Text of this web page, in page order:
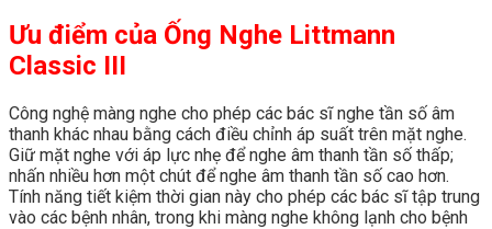
Ưu điểm của Ống Nghe Littmann
Classic III
Công nghệ màng nghe cho phép các bác sĩ nghe tần số âm
thanh khác nhau bằng cách điều chỉnh áp suất trên mặt nghe.
Giữ mặt nghe với áp lực nhẹ để nghe âm thanh tần số thấp;
nhấn nhiều hơn một chút để nghe âm thanh tần số cao hơn.
Tính năng tiết kiệm thời gian này cho phép các bác sĩ tập trung
vào các bệnh nhân, trong khi màng nghe không lạnh cho bệnh